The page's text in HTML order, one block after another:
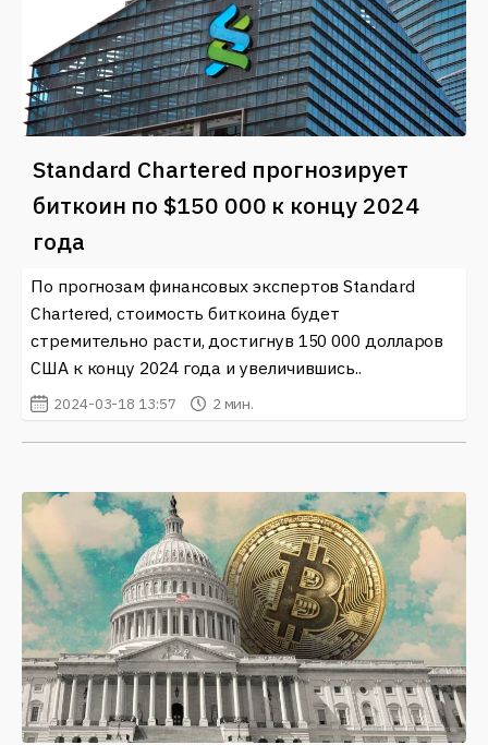
Standard Chartered прогнозирует
биткоин по $150 000 к концу 2024
года
По прогнозам финансовых экспертов Standard
Chartered, стоимость биткоина будет
стремительно расти, достигнув 150 000 долларов
США к концу 2024 года и увеличившись..
2024-03-18 13:57 2 мин.